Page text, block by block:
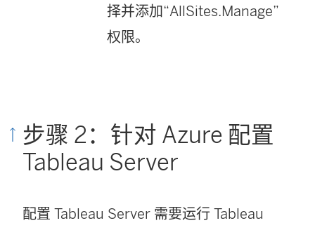
择并添加“AllSites.Manage”
权限。
步骤 2：针对 Azure 配置
Tableau Server
配置 Tableau Server 需要运行 Tableau